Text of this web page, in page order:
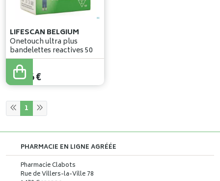
LIFESCAN BELGIUM
Onetouch ultra plus
bandelettes reactives 50
25,76€
1
PHARMACIE EN LIGNE AGRÉÉE
Pharmacie Clabots
Rue de Villers-la-Ville 78